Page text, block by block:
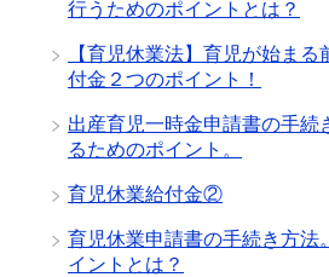
行うためのポイントとは？
【育児休業法】育児が始ま
付金２つのポイント！
出産育児一時金申請書の手続
るためのポイント。
育児休業給付金②
育児休業申請書の手続き方法
イントとは？